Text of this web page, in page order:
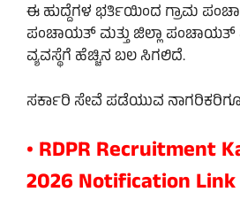
ಈ ಹುದ್ದೆಗಳ ಭರ್ತಿಯಿಂದ ಗ್ರಾಮ
ಪಂಚಾಯತ್ ಮತ್ತು ಜಿಲ್ಲಾ
ವ್ಯವಸ್ಥೆಗೆ ಹೆಚ್ಚಿನ ಬಲ ಸಿಗಲಿದೆ.
ಸರ್ಕಾರಿ ಸೇವೆ ಪಡೆಯುವ
• RDPR Recruitment
2026 Notification Link